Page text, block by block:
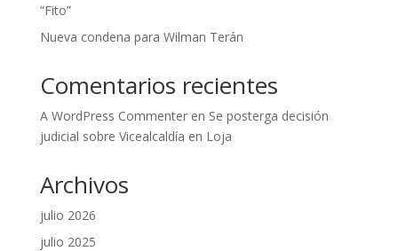
“Fito”
Nueva condena para Wilman Terán
Comentarios recientes
A WordPress Commenteren Se posterga decisión
judicial sobre Vicealcaldía en Loja
Archivos
julio 2026
julio 2025